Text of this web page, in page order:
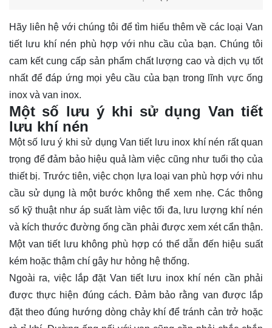
Hãy liên hệ với chúng tôi để tìm hiểu thêm về các loại Van
tiết lưu khí nén phù hợp với nhu cầu của bạn. Chúng tôi
cam kết cung cấp sản phẩm chất lượng cao và dịch vụ tốt
nhất để đáp ứng mọi yêu cầu của bạn trong lĩnh vực ống
inox và van inox.
Một số lưu ý khi sử dụng Van tiết
lưu khí nén
Một số lưu ý khi sử dụng Van tiết lưu inox khí nén rất quan
trọng để đảm bảo hiệu quả làm việc cũng như tuổi thọ của
thiết bị. Trước tiên, việc chọn lựa loại van phù hợp với nhu
cầu sử dụng là một bước không thể xem nhẹ. Các thông
số kỹ thuật như áp suất làm việc tối đa, lưu lượng khí nén
và kích thước đường ống cần phải được xem xét cẩn thận.
Một van tiết lưu không phù hợp có thể dẫn đến hiệu suất
kém hoặc thậm chí gây hư hỏng hệ thống.
Ngoài ra, việc lắp đặt Van tiết lưu inox khí nén cần phải
được thực hiện đúng cách. Đảm bảo rằng van được lắp
đặt theo đúng hướng dòng chảy khí để tránh cản trở hoặc